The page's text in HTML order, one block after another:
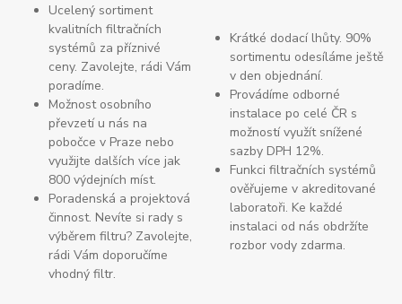
Ucelený sortiment
kvalitních filtračních
systémů za příznivé
ceny. Zavolejte, rádi Vám
poradíme.
Možnost osobního
převzetí u nás na
pobočce v Praze nebo
využijte dalších více jak
800 výdejních míst.
Poradenská a projektová
činnost. Nevíte si rady s
výběrem filtru? Zavolejte,
rádi Vám doporučíme
vhodný filtr.
Krátké dodací lhůty. 90%
sortimentu odesíláme ještě
v den objednání.
Provádíme odborné
instalace po celé ČR s
možností využít snížené
sazby DPH 12%.
Funkci filtračních systémů
ověřujeme v akreditované
laboratoři. Ke každé
instalaci od nás obdržíte
rozbor vody zdarma.